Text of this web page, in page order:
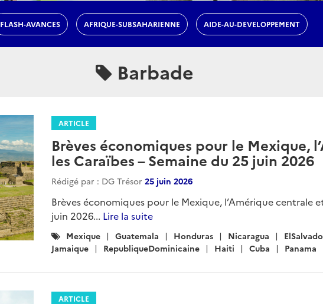
FLASH-AVANCES AFRIQUE-SUBSAHARIENNE AIDE-AU-DEVELOPPEMENT
Barbade
ARTICLE
Brèves économiques pour le Mexique,
les Caraïbes – Semaine du 25 juin 2026
Rédigé par : DG Trésor 25 juin 2026
Brèves économiques pour le Mexique, l’Amérique centrale
juin 2026... Lire la suite
Catégories
:
Mexique Guatemala Honduras Nicaragua
Jamaique
RepubliqueDominicaine Haiti Cuba Panama
ARTICLE